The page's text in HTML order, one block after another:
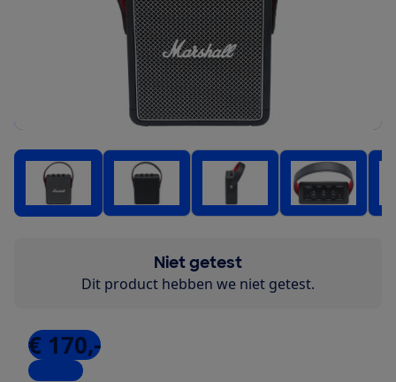
Niet getest
Dit product hebben we niet getest.
€ 170,-
1 winkel